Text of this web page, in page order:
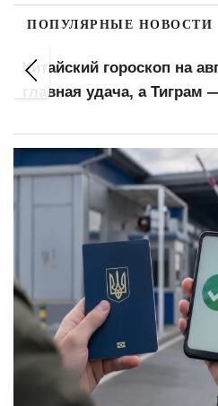
ПОПУЛЯРНЫЕ НОВОСТИ
Китайский гороскоп на
главная удача, а Тиграм